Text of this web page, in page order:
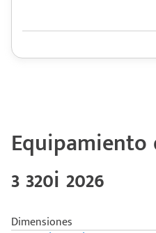
Equipamiento
3 320i 2026
Dimensiones